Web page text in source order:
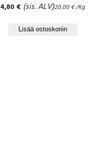
4,80€ (sis. ALV)20,00€/Kg
Lisää ostoskoriin